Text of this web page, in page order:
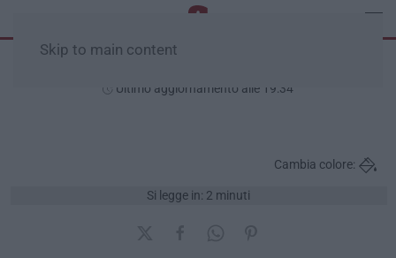
Skip to main content
Ultimo aggiornamento alle 19:34
Si legge in: 2 minuti
Cambia colore: